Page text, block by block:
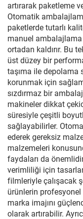
artırarak paketleme
Otomatik
paketlerde tutarlı
manuel ambalajlama
ortadan kaldırır. Bu
üst düzey bir
taşıma ile depolama
korunmak için
sızdırmaz bir
makineler dikkat
süresiyle çeşitli
sağlayabilirler.
ederek gereksiz
malzemeleri
faydaları da
verimliliği için
filmleriyle çalışacak
ürünlerin
marka imajını
olarak artırabilir.